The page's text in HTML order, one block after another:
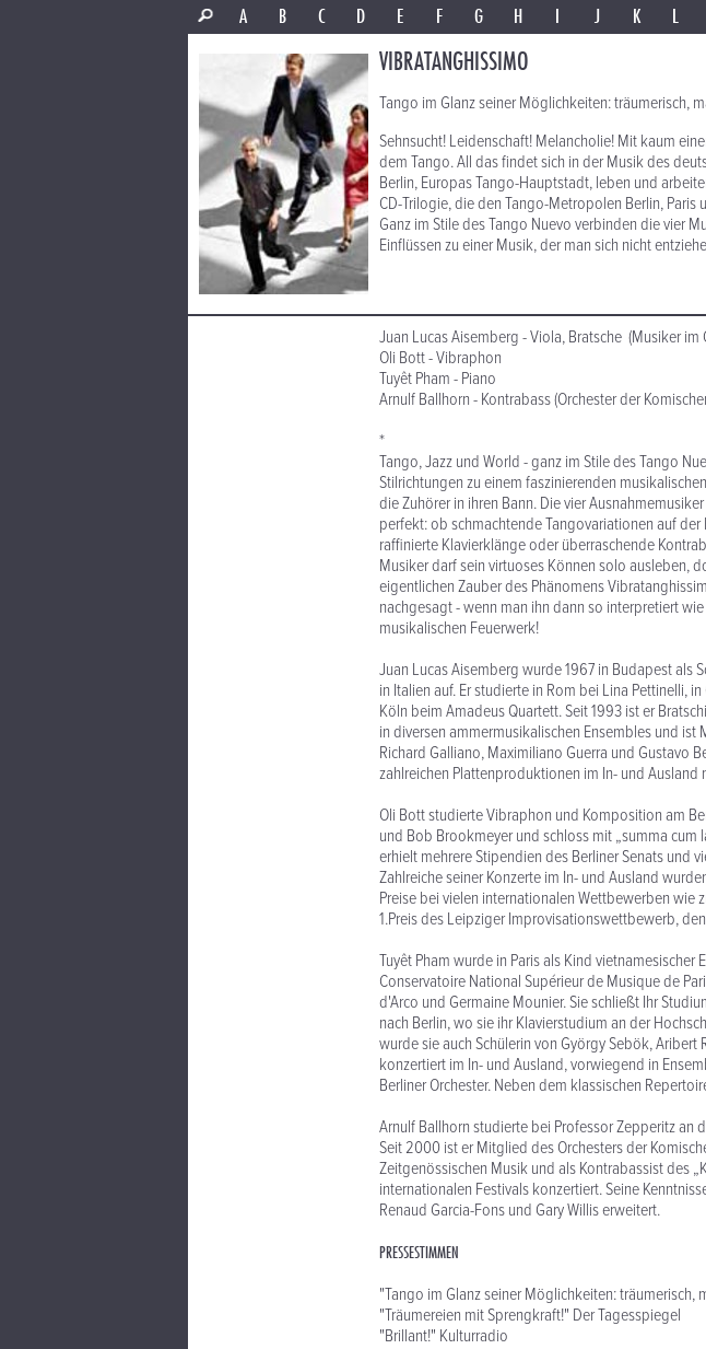
A
B C D E F G H I J K L
VIBRATANGHISSIMO
Tango im Glanz seiner Möglichkeiten: träumerisch,
Sehnsucht! Leidenschaft! Melancholie! Mit kaum
dem Tango. All das findet sich in der Musik des
Berlin, Europas Tango-Hauptstadt, leben und
CD-Trilogie, die den Tango-Metropolen Berlin, Paris
Ganz im Stile des Tango Nuevo verbinden die vier
Einflüssen zu einer Musik, der man sich nicht
Juan Lucas Aisemberg - Viola, Bratsche (Musiker im
Oli Bott - Vibraphon
Tuyêt Pham - Piano
Arnulf Ballhorn - Kontrabass (Orchester der
*
Tango, Jazz und World - ganz im Stile des Tango
Stilrichtungen zu einem faszinierenden
die Zuhörer in ihren Bann. Die vier
perfekt: ob schmachtende Tangovariationen auf
raffinierte Klavierklänge oder überraschende
Musiker darf sein virtuoses Können solo ausleben,
eigentlichen Zauber des Phänomens
nachgesagt - wenn man ihn dann so interpretiert
musikalischen Feuerwerk!
Juan Lucas Aisemberg wurde 1967 in Budapest
in Italien auf. Er studierte in Rom bei Lina Pettinelli,
Köln beim Amadeus Quartett. Seit 1993 ist er
in diversen ammermusikalischen Ensembles und
Richard Galliano, Maximiliano Guerra und Gustavo
zahlreichen Plattenproduktionen im In- und Ausland
Oli Bott studierte Vibraphon und Komposition am
und Bob Brookmeyer und schloss mit „summa
erhielt mehrere Stipendien des Berliner Senats und
Zahlreiche seiner Konzerte im In- und Ausland
Preise bei vielen internationalen Wettbewerben wie
1.Preis des Leipziger Improvisationswettbewerb,
Tuyêt Pham wurde in Paris als Kind
Conservatoire National Supérieur de Musique de
d'Arco und Germaine Mounier. Sie schließt Ihr
nach Berlin, wo sie ihr Klavierstudium an der
wurde sie auch Schülerin von György Sebök,
konzertiert im In- und Ausland, vorwiegend in
Berliner Orchester. Neben dem klassischen
Arnulf Ballhorn studierte bei Professor Zepperitz
Seit 2000 ist er Mitglied des Orchesters der
Zeitgenössischen Musik und als Kontrabassist des
internationalen Festivals konzertiert. Seine
Renaud Garcia-Fons und Gary Willis erweitert.
PRESSESTIMMEN
"Tango im Glanz seiner Möglichkeiten: träumerisch,
"Träumereien mit Sprengkraft!" Der Tagesspiegel
"Brillant!" Kulturradio